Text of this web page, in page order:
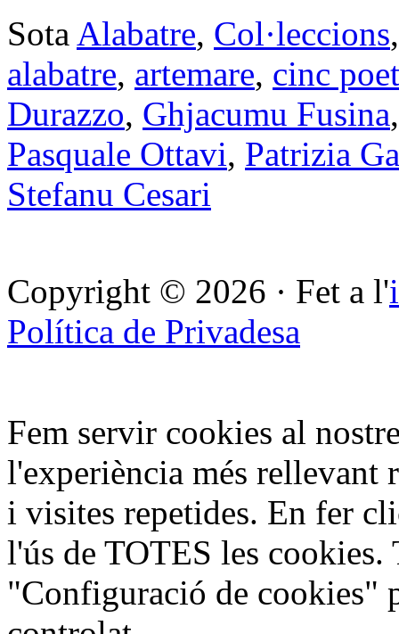
Sota Alabatre, Col·leccions
alabatre, artemare, cinc
Durazzo, Ghjacumu Fusina
Pasquale Ottavi, Patrizia
Stefanu Cesari
Copyright © 2026 · Fet a l'
Política de Privadesa
Fem servir cookies al
l'experiència més rellevant
i visites repetides. En fer
l'ús de TOTES les
"Configuració de cookies"